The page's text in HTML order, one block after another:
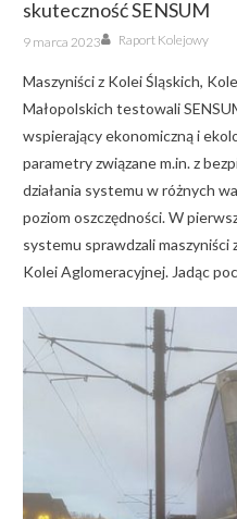
skuteczność SENSUM
Posted
on
9 marca 2023 Author
Raport Kolejowy
Maszyniści z Kolei Śląskich,
Małopolskich testowali
wspierający ekonomiczną i
parametry związane m.in. z
działania systemu w różnych
poziom oszczędności. W
systemu sprawdzali maszyniści
Kolei Aglomeracyjnej. Jadąc